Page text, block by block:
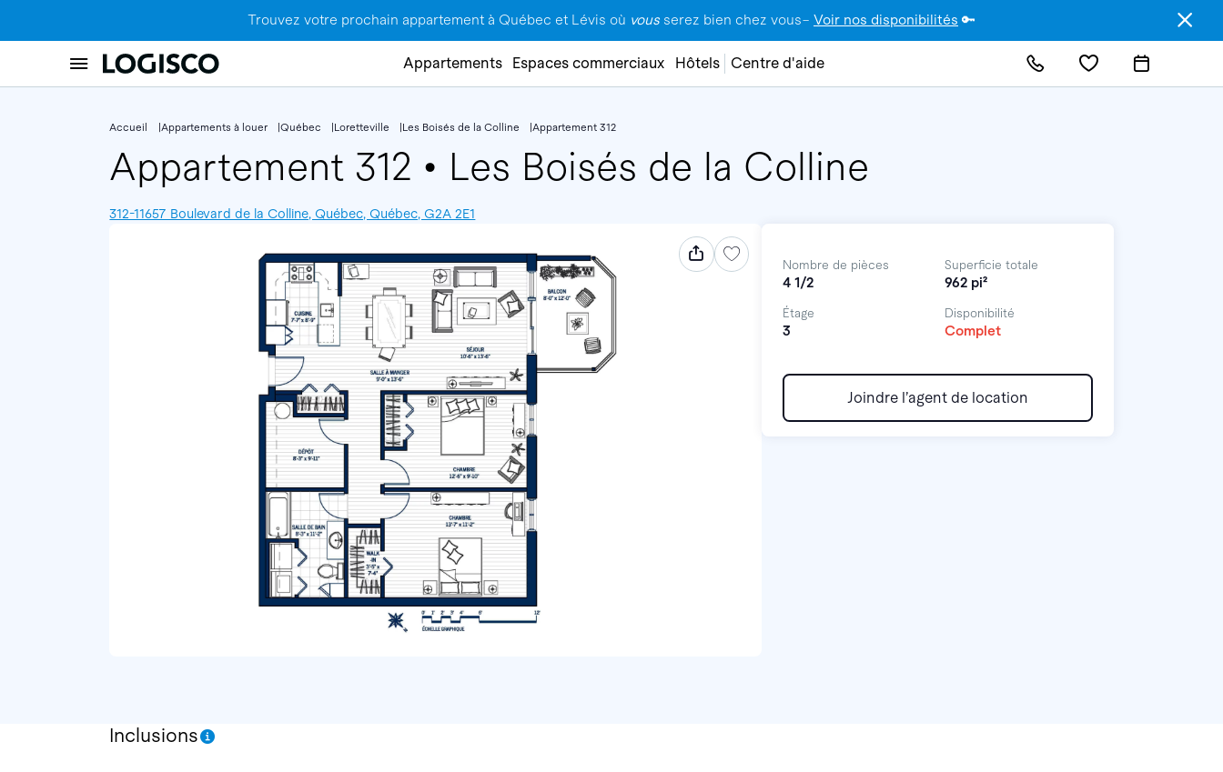
Trouvez votre prochain appartement à Québec et Lévis où vous serez bien chez vous– Voir nos disponibilités 🔑
Appartements Espaces commerciaux Hôtels Centre d'aide
Accueil Appartements à louer Québec Loretteville Les Boisés de la Colline Appartement 312
Appartement 312 • Les Boisés de la Colline
312-11657 Boulevard de la Colline, Québec, Québec, G2A 2E1
Inclusions
Nombre de pièces
4 1/2
Superficie totale
962 pi²
Étage
3
Disponibilité
Complet
Joindre l’agent de location